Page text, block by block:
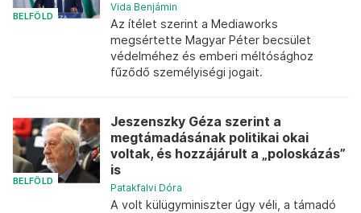
BELFÖLD
Vida Benjámin
Az ítélet szerint a Mediaworks
megsértette Magyar Péter becsület
védelméhez és emberi méltósághoz
fűződő személyiségi jogait.
BELFÖLD
Jeszenszky Géza szerint a
megtámadásának politikai okai
voltak, és hozzájárult a „poloskázás”
is
Patakfalvi Dóra
A volt külügyminiszter úgy véli, a támadó